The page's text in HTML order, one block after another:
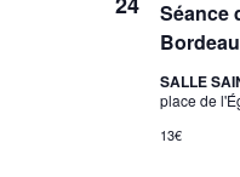
Séance
SALLE
place de
13€